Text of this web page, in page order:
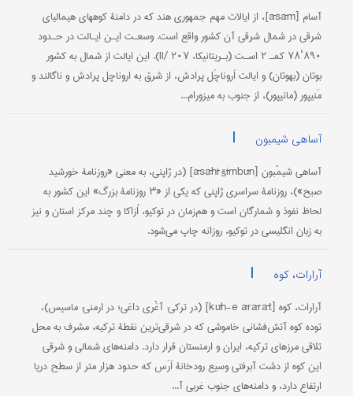
آسام [āsām]، از ایالات مهم جمهوری هند که در دامنۀ کوههای هیمالیای
شرقی در شمال شرقی آن کشور واقع است. وسعـت ایـن ایـالت در حـدود
۸۹۰‘۷۸ کمـ ۲ اسـت (بـریتانیکا، II/ ۲۰۷). این ایالت از شمال به کشور
بوتان (بهوتان) و ایالت اَروناچَل پرادش، از شرق به اروناچل پرادش و ناگا‌لند و
مَنیپور (مانیپور)، از جنوب به میزورام...
آساهی شیمبون |
آساهی شیمْبون [āsāhī šīmbūn] (در ژاپنی، به معنی «روزنامۀ خورشید
صبح»)، روزنامۀ سراسری ژاپنی که یکی از «۳ روزنامۀ بزرگ» این کشور به
لحاظ نفوذ و شمارگان است و هم‌زمان در توکیو، اُزاکا و چند مرکز استان و نیز
به زبان انگلیسی در توکیو، روزانه چاپ می‌شود.
آرارات، کوه |
آرارات، کوه [kūh-e ārārāt] (در ترکی: آغْری داغی؛ در ارمنی: ماسیس)،
توده کوه آتش‌فشانی خاموشی که در شرقی‌ترین نقطۀ ترکیه، مشرف به محل
تلاقی مرزهای ترکیه، ایران و ارمنستان قرار دارد. دامنه‌های شمالی و شرقی
این کوه از دشت آبرفتی وسیع رودخانۀ اَرَس که حدود هزار متر از سطح دریا
ارتفاع دارد، و دامنه‌های جنوب غربی آ...